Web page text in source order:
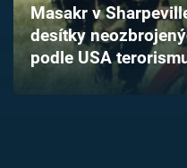
Sledujte prima+
Masakr v
desítky
podle USA